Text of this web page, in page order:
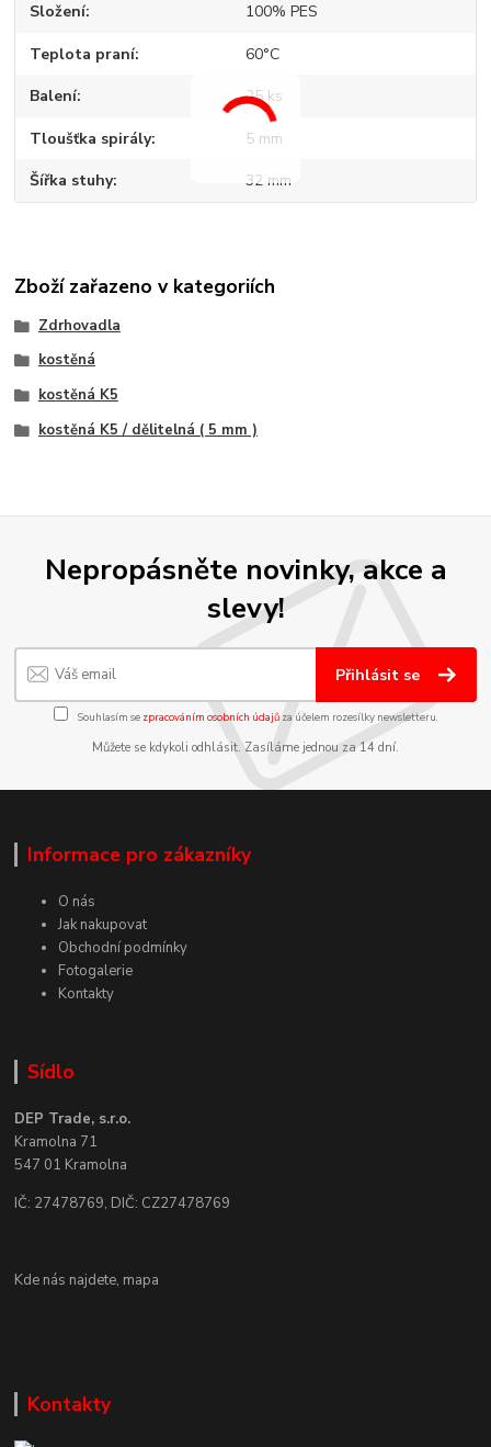
Složení 100% PES
Teplota praní 60°C
Balení 25 ks
Tloušťka spirály 5 mm
Šířka stuhy 32 mm
Zboží zařazeno v kategoriích
Zdrhovadla
kostěná
kostěná K5
kostěná K5 / dělitelná ( 5 mm )
Nepropásněte novinky, akce a
slevy!
Přihlásit se
Souhlasím se zpracováním osobních údajůza účelem rozesílky newsletteru.
Můžete se kdykoli odhlásit. Zasíláme jednou za 14 dní.
Informace pro zákazníky
O nás
Jak nakupovat
Obchodní podmínky
Fotogalerie
Kontakty
Sídlo
DEP Trade, s.r.o.
Kramolna 71
547 01 Kramolna
IČ: 27478769, DIČ: CZ27478769
Kde nás najdete, mapa
Kontakty